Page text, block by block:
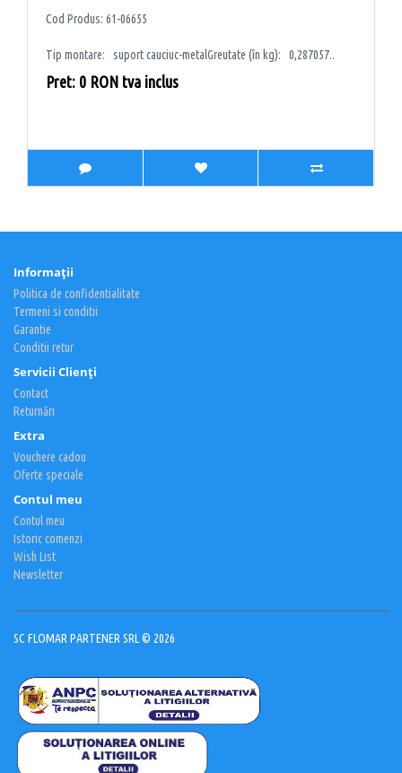
Cod Produs: 61-06655
Tip montare: suport cauciuc-metalGreutate (în kg): 0,287057..
Pret: 0 RON tva inclus
Informaţii
Politica de confidentialitate
Termeni si conditii
Garantie
Conditii retur
Servicii Clienţi
Contact
Returnări
Extra
Vouchere cadou
Oferte speciale
Contul meu
Contul meu
Istoric comenzi
Wish List
Newsletter
SC FLOMAR PARTENER SRL © 2026